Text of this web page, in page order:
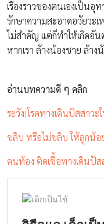
เรื่องราวของตนเองเป็น
รักษาความสะอาดอวัยวะ
ไม่สำคัญ แต่ก็ทำให้เกิดอัน
หากเรา ล้างน้องชาย ล้า
อ่านบทความดี ๆ คลิก
ระวัง!โรคทางเดินปัสสาวะ
ขลิบ หรือไม่ขลิบ ให้ลูกน้อ
คนท้อง ติดเชื้อทางเดินปัส